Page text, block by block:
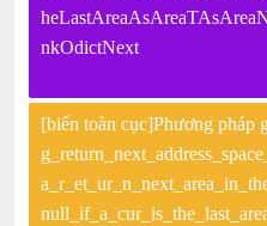
nkOdictNext
[biến toàn cục]Phương pháp